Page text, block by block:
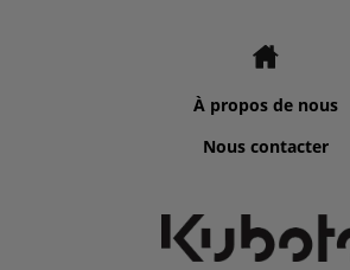
À propos de nous
Nous contacter